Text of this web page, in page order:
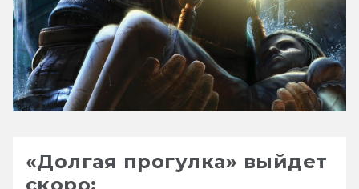
«Долгая прогулка» выйдет